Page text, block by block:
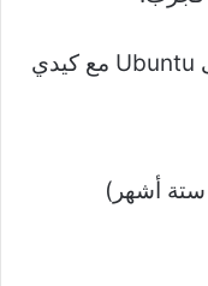
(توزيعة مستندة إلى Ubuntu مع كيدي
ستة أشهر)